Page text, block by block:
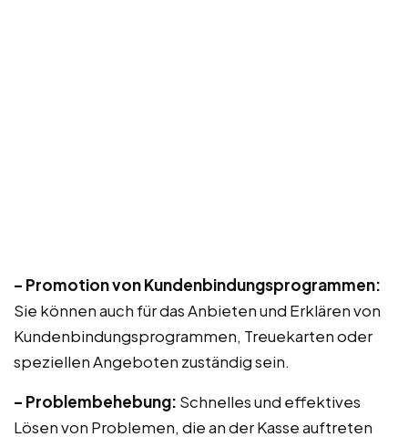
– Promotion von Kundenbindungsprogrammen:
Sie können auch für das Anbieten und Erklären von
Kundenbindungsprogrammen, Treuekarten oder
speziellen Angeboten zuständig sein.
– Problembehebung: Schnelles und effektives
Lösen von Problemen, die an der Kasse auftreten